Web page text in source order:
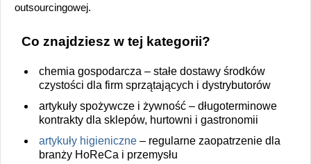
outsourcingowej.
Co znajdziesz w tej kategorii?
chemia gospodarcza – stałe dostawy środków
czystości dla firm sprzątających i dystrybutorów
artykuły spożywcze i żywność – długoterminowe
kontrakty dla sklepów, hurtowni i gastronomii
artykuły higieniczne – regularne zaopatrzenie dla
branży HoReCa i przemysłu